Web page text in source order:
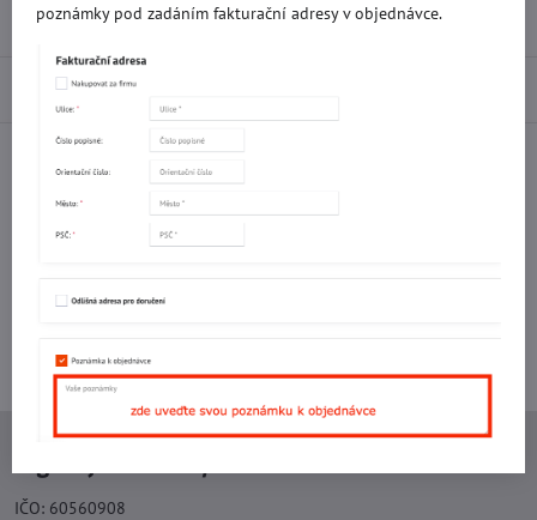
Recenze 0
Diskuse 0
Facebook TwitterBluesky
Potřebujete poradit s objednávkou?
IČO: 60560908
poznámky pod zadáním fakturační adresy v objednávce.